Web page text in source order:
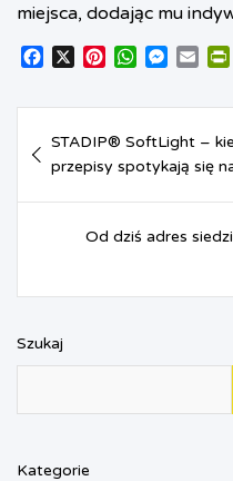
miejsca, dodając mu
b
o
X
e
r
t
W
s
A
M
e
n
r
l
l
wpisu
STADIP® SoftLight –
przepisy spotykają się
Od dziś adres
Szukaj
Kategorie